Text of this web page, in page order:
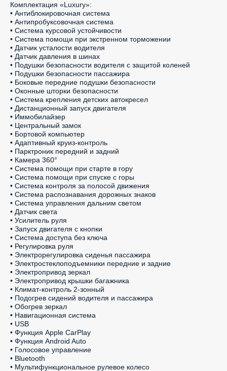
Комплектация «Luxury»:
• Антиблокировочная система
• Антипробуксовочная система
• Система курсовой устойчивости
• Система помощи при экстренном торможении
• Датчик усталости водителя
• Датчик давления в шинах
• Подушки безопасности водителя с защитой коленей
• Подушки безопасности пассажира
• Боковые передние подушки безопасности
• Оконные шторки безопасности
• Система крепления детских автокресел
• Дистанционный запуск двигателя
• Иммобилайзер
• Центральный замок
• Бортовой компьютер
• Адаптивный круиз-контроль
• Парктроник передний и задний
• Камера 360°
• Система помощи при старте в гору
• Система помощи при спуске с горы
• Система контроля за полосой движения
• Система распознавания дорожных знаков
• Система управления дальним светом
• Датчик света
• Усилитель руля
• Запуск двигателя с кнопки
• Система доступа без ключа
• Регулировка руля
• Электрорегулировка сиденья пассажира
• Электростеклоподъемники передние и задние
• Электропривод зеркал
• Электропривод крышки багажника
• Климат-контроль 2-зонный
• Подогрев сидений водителя и пассажира
• Обогрев зеркал
• Навигационная система
• USB
• Функция Apple CarPlay
• Функция Android Auto
• Голосовое управление
• Bluetooth
• Мультифункциональное рулевое колесо